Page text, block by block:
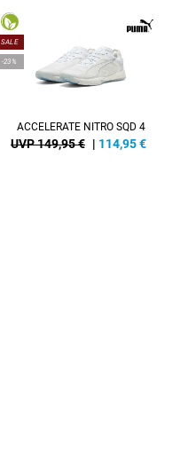
SALE
-23%
ACCELERATE NITRO SQD 4
UVP 149,95 € | 114,95€